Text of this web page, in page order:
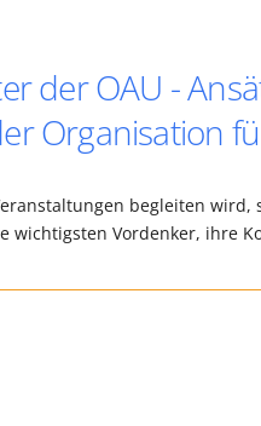
der OAU -
Organisation
begleiten
wichtigsten Vordenker, ihre